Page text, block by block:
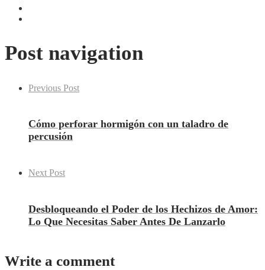
Post navigation
Previous Post
Cómo perforar hormigón con un taladro de
percusión
Next Post
Desbloqueando el Poder de los Hechizos de Amor:
Lo Que Necesitas Saber Antes De Lanzarlo
Write a comment